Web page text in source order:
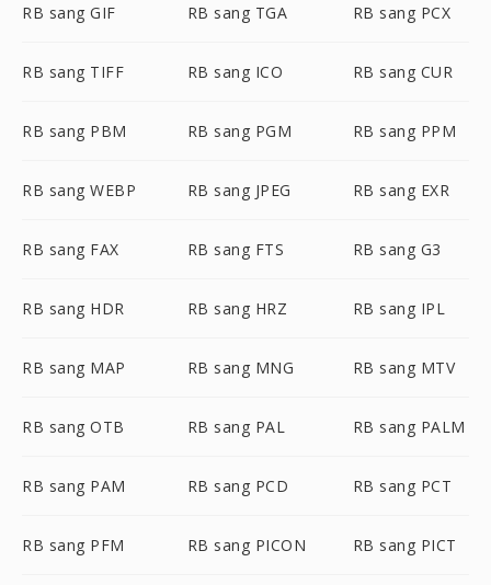
RB sang GIF RB sang TGA RB sang PCX
RB sang TIFF RB sang ICO RB sang CUR
RB sang PBM RB sang PGM RB sang PPM
RB sang WEBP RB sang JPEG RB sang EXR
RB sang FAX RB sang FTS RB sang G3
RB sang HDR RB sang HRZ RB sang IPL
RB sang MAP RB sang MNG RB sang MTV
RB sang OTB RB sang PAL RB sang PALM
RB sang PAM RB sang PCD RB sang PCT
RB sang PFM RB sang PICON RB sang PICT